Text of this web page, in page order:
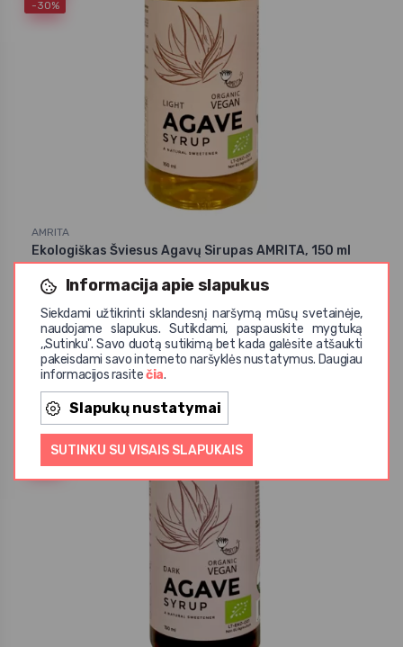
Informacija apie slapukus
Siekdami užtikrinti sklandesnį naršymą mūsų svetainėje,
naudojame slapukus. Sutikdami, paspauskite mygtuką
,,Sutinku". Savo duotą sutikimą bet kada galėsite atšaukti
pakeisdami savo interneto naršyklės nustatymus. Daugiau
informacijos rasitečia.
Slapukų nustatymai
SUTINKU SU VISAIS SLAPUKAIS
-30%
AMRITA
Ekologiškas Šviesus Agavų Sirupas AMRITA, 150 ml
1,41 € / vnt. 2,01 € / vnt.
Akcija
-30%